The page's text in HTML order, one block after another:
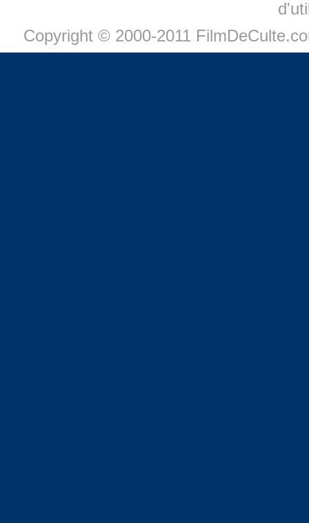
Copyright © 2000-2011